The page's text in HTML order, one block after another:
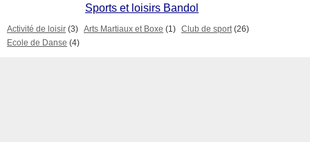
Sports et loisirs Bandol
Activité de loisir (3) Arts Martiaux et Boxe (1) Club de sport (26)
Ecole de Danse (4)